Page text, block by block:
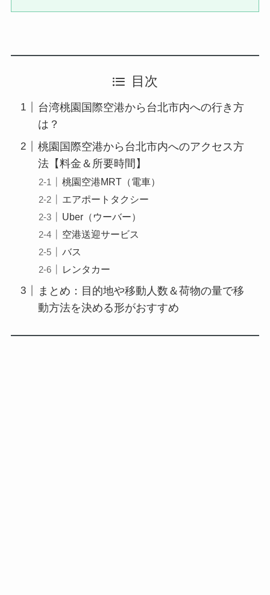
目次
台湾桃園国際空港から台北市内への行き方
は？
桃園国際空港から台北市内へのアクセス方
法【料金＆所要時間】
桃園空港MRT（電車）
エアポートタクシー
Uber（ウーバー）
空港送迎サービス
バス
レンタカー
まとめ：目的地や移動人数＆荷物の量で移
動方法を決める形がおすすめ